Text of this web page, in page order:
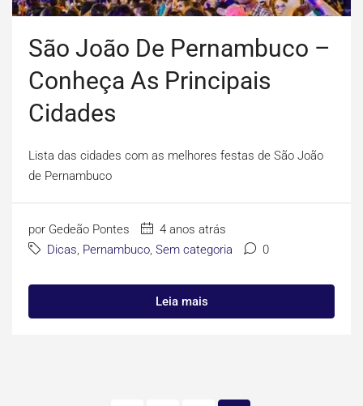
São João De Pernambuco –
Conheça As Principais
Cidades
Lista das cidades com as melhores festas de São João
de Pernambuco
por Gedeão Pontes
4 anos atrás
Dicas Pernambuco Sem categoria 0
Leia mais